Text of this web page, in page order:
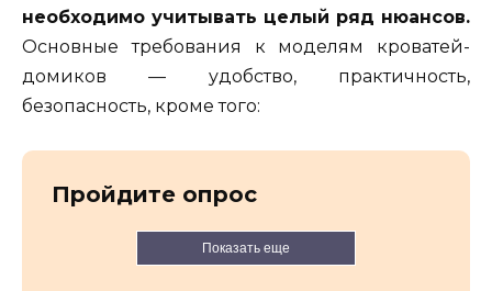
необходимо учитывать целый ряд нюансов.
Основные требования к моделям кроватей-
домиков — удобство, практичность,
безопасность, кроме того:
Пройдите опрос
Показать еще